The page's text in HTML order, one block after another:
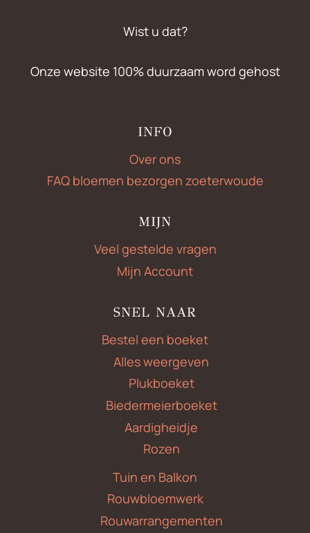
Wist u dat?
Onze website 100% duurzaam word gehost
INFO
Over ons
FAQ bloemen bezorgen zoeterwoude
MIJN
Veel gestelde vragen
Mijn Account
SNEL NAAR
Bestel een boeket
Alles weergeven
Plukboeket
Biedermeierboeket
Aardigheidje
Rozen
Tuin en Balkon
Rouwbloemwerk
Rouwarrangementen